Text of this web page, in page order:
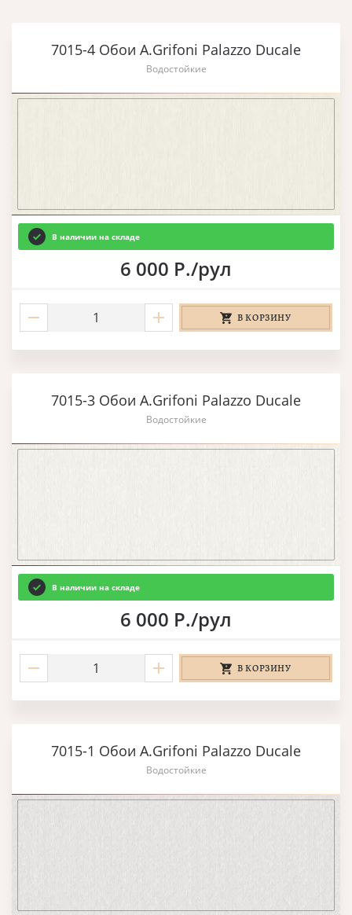
7015-4 Обои A.Grifoni Palazzo Ducale
Водостойкие
В наличии на складе
6 000 Р./рул
В КОРЗИНУ
7015-3 Обои A.Grifoni Palazzo Ducale
Водостойкие
В наличии на складе
6 000 Р./рул
В КОРЗИНУ
7015-1 Обои A.Grifoni Palazzo Ducale
Водостойкие